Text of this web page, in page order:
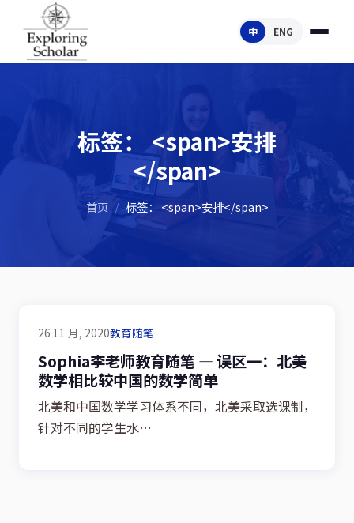
中 ENG
标签： <span>安排
</span>
首页 / 标签： <span>安排</span>
26 11 月, 2020教育随笔
Sophia李老师教育随笔 — 误区一：北美
数学相比较中国的数学简单
北美和中国数学学习体系不同，北美采取选课制，
针对不同的学生水…